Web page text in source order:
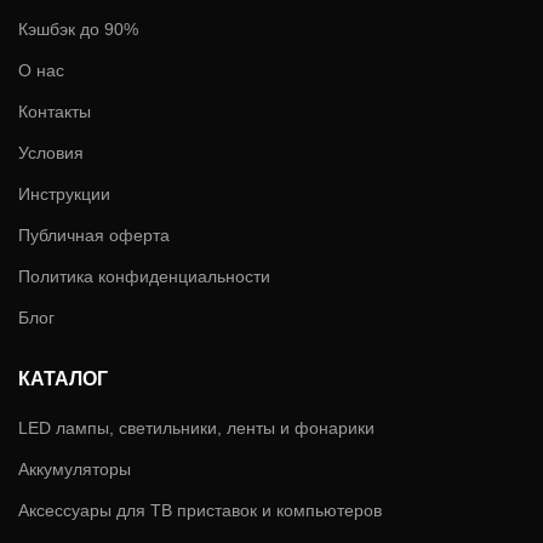
Кэшбэк до 90%
О нас
Контакты
Условия
Инструкции
Публичная оферта
Политика конфиденциальности
Блог
КАТАЛОГ
LED лампы, светильники, ленты и фонарики
Аккумуляторы
Аксессуары для ТВ приставок и компьютеров